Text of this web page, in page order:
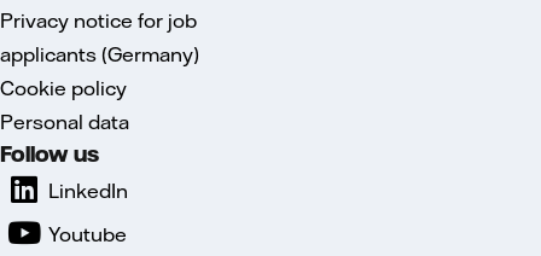
Privacy notice for job
applicants (Germany)
Cookie policy
Personal data
Follow us
LinkedIn
Youtube